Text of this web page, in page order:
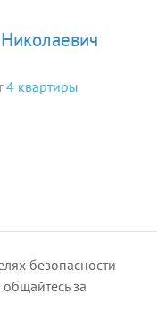
4 квартиры
безопасности
за